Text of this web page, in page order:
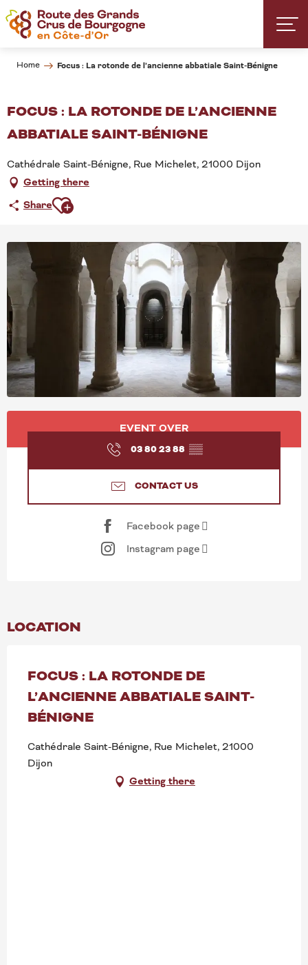
Aller
au
contenu
Home Focus : La rotonde de l’ancienne abbatiale Saint-Bénigne
FOCUS : LA ROTONDE DE L’ANCIENNE
ABBATIALE SAINT-BÉNIGNE
Cathédrale Saint-Bénigne, Rue Michelet, 21000 Dijon
Getting there
ShareAjouter aux favoris
OPENING HOURS &
EVENT OVER
03 80 23 88 ▒▒
CONTACT US
Facebook page
Instagram page
LOCATION
FOCUS : LA ROTONDE DE
L’ANCIENNE ABBATIALE SAINT-
BÉNIGNE
Cathédrale Saint-Bénigne, Rue Michelet, 21000
Dijon
Getting there